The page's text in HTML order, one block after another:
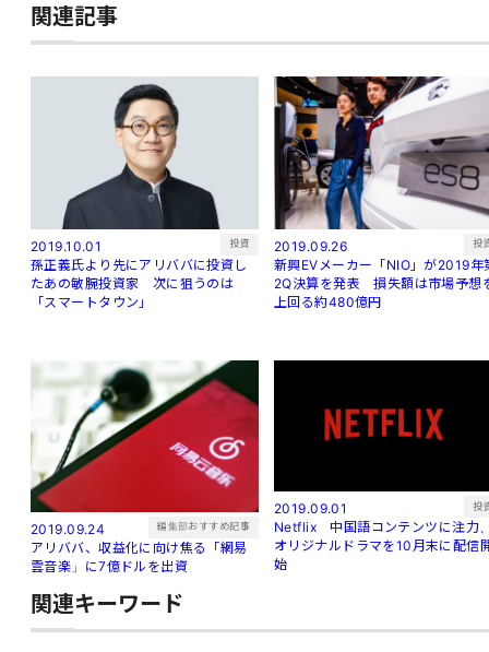
関連記事
2019.10.01 投資
孫正義氏より先にアリババに投資し
たあの敏腕投資家 次に狙うのは
「スマートタウン」
2019.09.26 投
新興EVメーカー「NIO」が2019年
2Q決算を発表 損失額は市場予想
上回る約480億円
2019.09.24 編集部おすすめ記事
アリババ、収益化に向け焦る「網易
雲音楽」に7億ドルを出資
2019.09.01 投
Netflix 中国語コンテンツに注力
オリジナルドラマを10月末に配信
始
関連キーワード